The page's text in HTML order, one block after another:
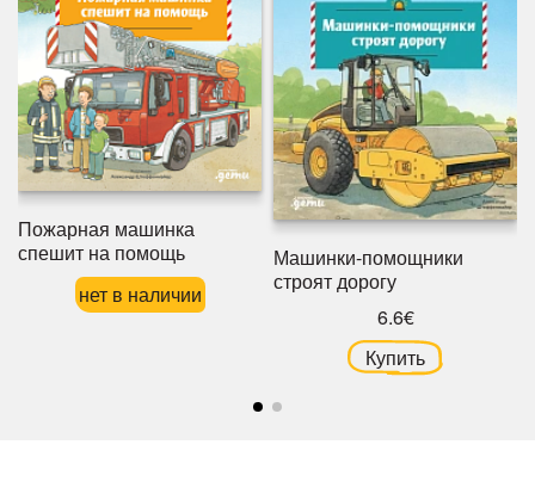
Пожарная машинка
спешит на помощь
нет в наличии
Машинки-помощники
строят дорогу
6.6€
Купить